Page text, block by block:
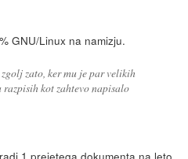
GNU/Linux na namizju.
zato, ker mu je par velikih
kot zahtevo napisalo
1 prejetega dokumenta na leto.